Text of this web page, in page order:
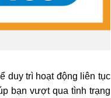
duy trì hoạt động liên tục
bạn vượt qua tình trạng